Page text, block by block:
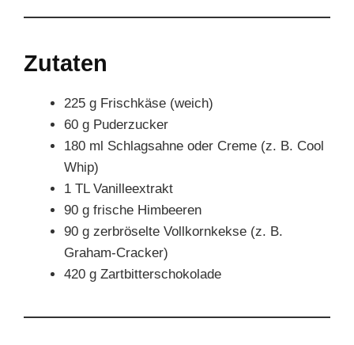
Zutaten
225 g Frischkäse (weich)
60 g Puderzucker
180 ml Schlagsahne oder Creme (z. B. Cool
Whip)
1 TL Vanilleextrakt
90 g frische Himbeeren
90 g zerbröselte Vollkornkekse (z. B.
Graham-Cracker)
420 g Zartbitterschokolade